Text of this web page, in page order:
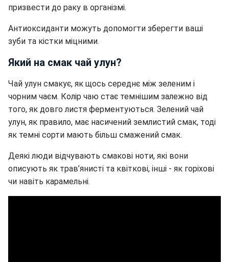
призвести до раку в організмі.
Антиоксиданти можуть допомогти зберегти ваші
зуби та кістки міцними.
Який на смак чай улун?
Чай улун смакує, як щось середнє між зеленим і
чорним чаєм. Колір чаю стає темнішим залежно від
того, як довго листя ферментуються. Зелений чай
улун, як правило, має насичений землистий смак, тоді
як темні сорти мають більш смажений смак.
Деякі люди відчувають смакові ноти, які вони
описують як трав’янисті та квіткові, інші - як горіхові
чи навіть карамельні.